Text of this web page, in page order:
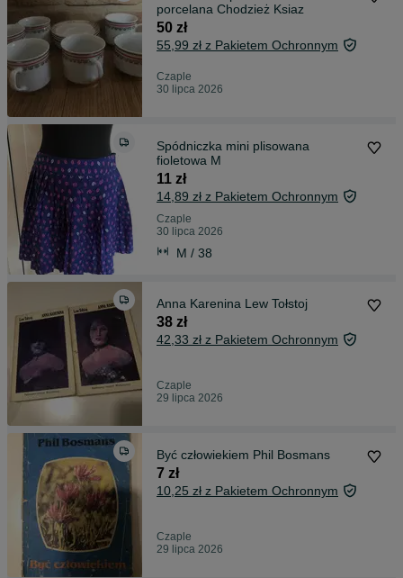
porcelana Chodzież Ksiaz
50 zł
55,99 zł z Pakietem Ochronnym
Czaple
30 lipca 2026
Spódniczka mini plisowana
fioletowa M
11 zł
14,89 zł z Pakietem Ochronnym
Czaple
30 lipca 2026
M / 38
Anna Karenina Lew Tołstoj
38 zł
42,33 zł z Pakietem Ochronnym
Czaple
29 lipca 2026
Być człowiekiem Phil Bosmans
7 zł
10,25 zł z Pakietem Ochronnym
Czaple
29 lipca 2026